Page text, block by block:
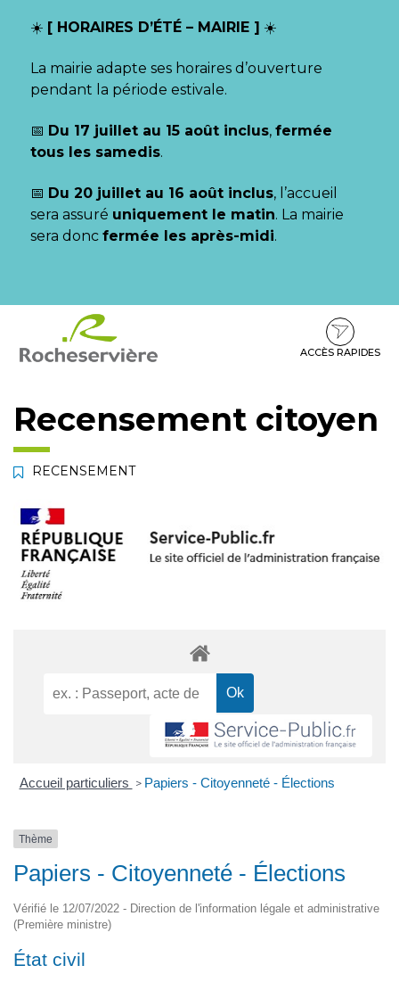
☀️ [ HORAIRES D’ÉTÉ – MAIRIE ] ☀️
La mairie adapte ses horaires d’ouverture
pendant la période estivale.
📅 Du 17 juillet au 15 août inclus, fermée
tous les samedis.
📅 Du 20 juillet au 16 août inclus, l’accueil
sera assuré uniquement le matin. La mairie
sera donc fermée les après-midi.
contenu
pied
ACCÈS RAPIDES
Recensement citoyen
RECENSEMENT
Accueil particuliers > Papiers - Citoyenneté - Élections
Thème
Papiers - Citoyenneté - Élections
Vérifié le 12/07/2022 - Direction de l'information légale et administrative
(Première ministre)
État civil